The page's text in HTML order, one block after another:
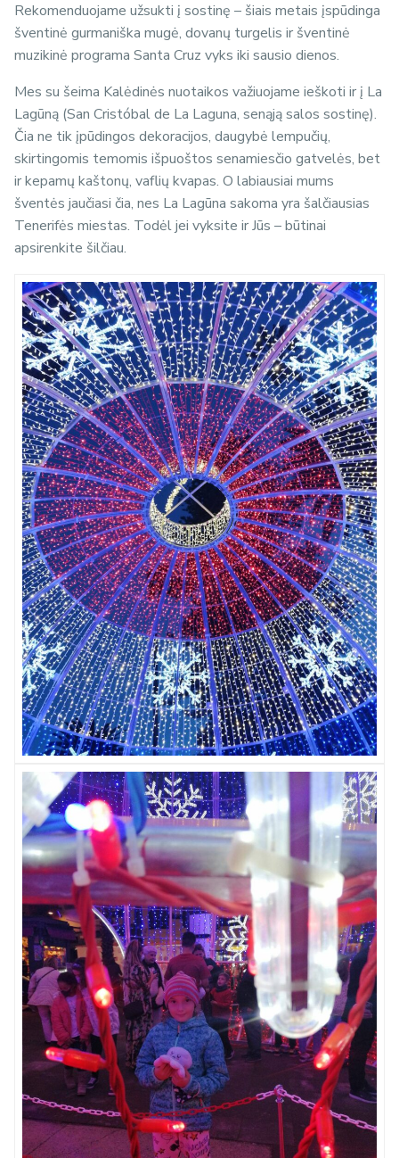
Rekomenduojame užsukti į sostinę – šiais metais įspūdinga
šventinė gurmaniška mugė, dovanų turgelis ir šventinė
muzikinė programa Santa Cruz vyks iki sausio dienos.
Mes su šeima Kalėdinės nuotaikos važiuojame ieškoti ir į La
Lagūną (San Cristóbal de La Laguna, senąją salos sostinę).
Čia ne tik įpūdingos dekoracijos, daugybė lempučių,
skirtingomis temomis išpuoštos senamiesčio gatvelės, bet
ir kepamų kaštonų, vaflių kvapas. O labiausiai mums
šventės jaučiasi čia, nes La Lagūna sakoma yra šalčiausias
Tenerifės miestas. Todėl jei vyksite ir Jūs – būtinai
apsirenkite šilčiau.